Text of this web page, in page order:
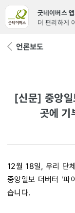
굿네이버스 앱
더 편리하게
뒤 언론보도
[신문] 중앙
곳에
12월 18일, 우리 단
중앙일보 더버터 '파
습니다.